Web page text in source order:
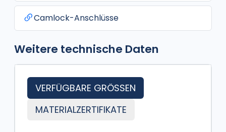
Camlock-Anschlüsse
Weitere technische Daten
VERFÜGBARE GRÖSSEN
MATERIALZERTIFIKATE